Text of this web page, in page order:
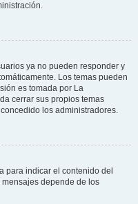
ya no pueden responder y
Los temas pueden
es tomada por La
cerrar sus propios temas
los administradores.
para indicar el contenido del
depende de los